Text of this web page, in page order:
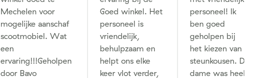
Mechelen voor
mogelijke aanschaf
scootmobiel. Wat
een
ervaring!!!Geholpen
door Bavo
Goed winkel. Het
personeel is
vriendelijk,
behulpzaam en
helpt ons elke
keer vlot verder,
personeel! Ik
ben goed
geholpen bij
het kiezen van
steunkousen. De
dame was heel